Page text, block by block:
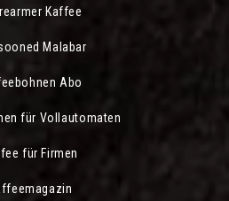
Kaffee
Malabar
Abo
für Vollautomaten
für Firmen